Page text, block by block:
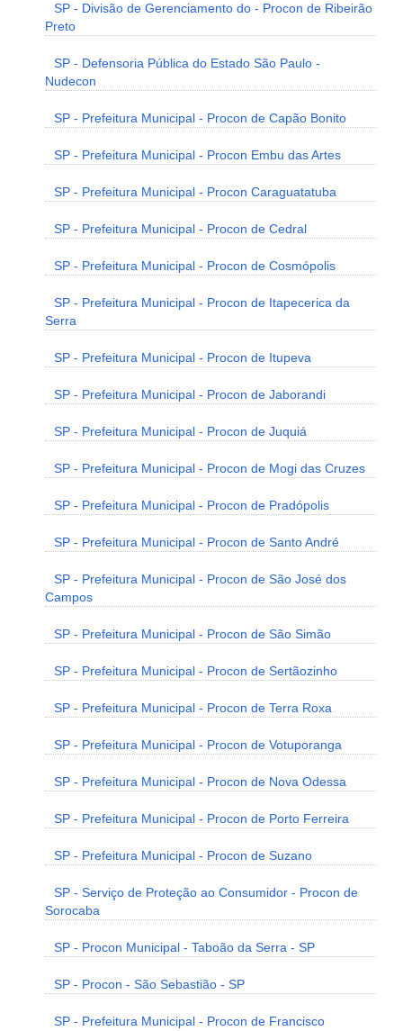
SP - Divisão de Gerenciamento do - Procon de Ribeirão
Preto
SP - Defensoria Pública do Estado São Paulo -
Nudecon
SP - Prefeitura Municipal - Procon de Capão Bonito
SP - Prefeitura Municipal - Procon Embu das Artes
SP - Prefeitura Municipal - Procon Caraguatatuba
SP - Prefeitura Municipal - Procon de Cedral
SP - Prefeitura Municipal - Procon de Cosmópolis
SP - Prefeitura Municipal - Procon de Itapecerica da
Serra
SP - Prefeitura Municipal - Procon de Itupeva
SP - Prefeitura Municipal - Procon de Jaborandi
SP - Prefeitura Municipal - Procon de Juquiá
SP - Prefeitura Municipal - Procon de Mogi das Cruzes
SP - Prefeitura Municipal - Procon de Pradópolis
SP - Prefeitura Municipal - Procon de Santo André
SP - Prefeitura Municipal - Procon de São José dos
Campos
SP - Prefeitura Municipal - Procon de São Simão
SP - Prefeitura Municipal - Procon de Sertãozinho
SP - Prefeitura Municipal - Procon de Terra Roxa
SP - Prefeitura Municipal - Procon de Votuporanga
SP - Prefeitura Municipal - Procon de Nova Odessa
SP - Prefeitura Municipal - Procon de Porto Ferreira
SP - Prefeitura Municipal - Procon de Suzano
SP - Serviço de Proteção ao Consumidor - Procon de
Sorocaba
SP - Procon Municipal - Taboão da Serra - SP
SP - Procon - São Sebastião - SP
SP - Prefeitura Municipal - Procon de Francisco